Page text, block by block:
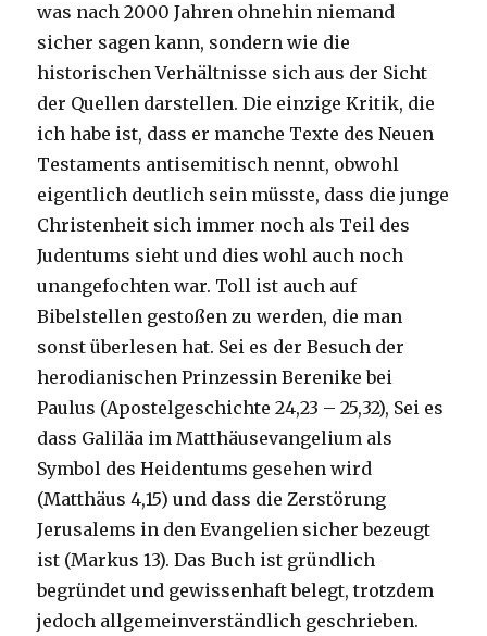
was nach 2000 Jahren ohnehin niemand
sicher sagen kann, sondern wie die
historischen Verhältnisse sich aus der Sicht
der Quellen darstellen. Die einzige Kritik, die
ich habe ist, dass er manche Texte des Neuen
Testaments antisemitisch nennt, obwohl
eigentlich deutlich sein müsste, dass die junge
Christenheit sich immer noch als Teil des
Judentums sieht und dies wohl auch noch
unangefochten war. Toll ist auch auf
Bibelstellen gestoßen zu werden, die man
sonst überlesen hat. Sei es der Besuch der
herodianischen Prinzessin Berenike bei
Paulus (Apostelgeschichte 24,23 – 25,32), Sei es
dass Galiläa im Matthäusevangelium als
Symbol des Heidentums gesehen wird
(Matthäus 4,15) und dass die Zerstörung
Jerusalems in den Evangelien sicher bezeugt
ist (Markus 13). Das Buch ist gründlich
begründet und gewissenhaft belegt, trotzdem
jedoch allgemeinverständlich geschrieben.